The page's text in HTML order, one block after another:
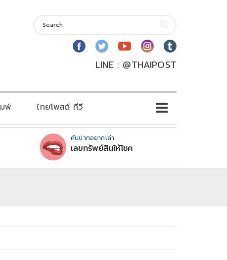
LINE : @THAIPOST
พ์ ไทยโพสต์ ทีวี
คันปากอยากเล่า
เลขทรัพย์สินให้โชค